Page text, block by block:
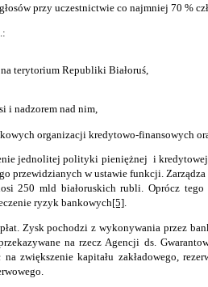
przy uczestnictwie co najmniej 70 %
terytorium Republiki Białoruś,
i nadzorem nad nim,
organizacji kredytowo-finansowych
jednolitej polityki pieniężnej i
przewidzianych w ustawie funkcji.
250 mld białoruskich rubli. Oprócz
ryzyk bankowych[5].
Zysk pochodzi z wykonywania przez
na rzecz Agencji ds.
zwiększenie kapitału zakładowego,